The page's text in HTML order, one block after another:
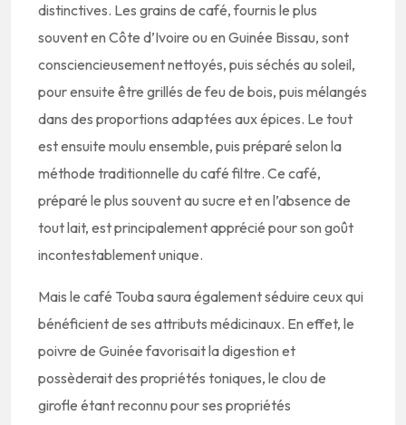
distinctives. Les grains de café, fournis le plus
souvent en Côte d’Ivoire ou en Guinée Bissau, sont
consciencieusement nettoyés, puis séchés au soleil,
pour ensuite être grillés de feu de bois, puis mélangés
dans des proportions adaptées aux épices. Le tout
est ensuite moulu ensemble, puis préparé selon la
méthode traditionnelle du café filtre. Ce café,
préparé le plus souvent au sucre et en l’absence de
tout lait, est principalement apprécié pour son goût
incontestablement unique.
Mais le café Touba saura également séduire ceux qui
bénéficient de ses attributs médicinaux. En effet, le
poivre de Guinée favorisait la digestion et
possèderait des propriétés toniques, le clou de
girofle étant reconnu pour ses propriétés